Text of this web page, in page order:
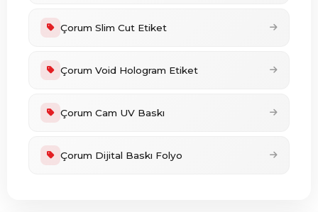
Çorum Slim Cut Etiket
Çorum Void Hologram Etiket
Çorum Cam UV Baskı
Çorum Dijital Baskı Folyo